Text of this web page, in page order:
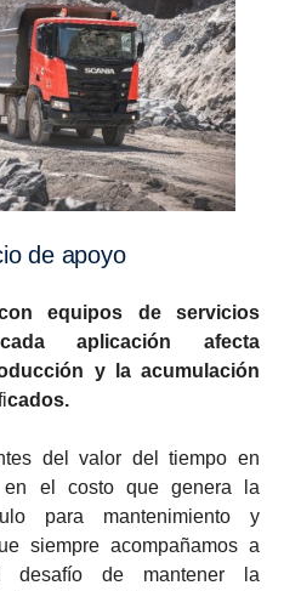
de apoyo
equipos de servicios
aplicación afecta
y la acumulación
cados.
del valor del tiempo en
en el costo que genera la
para mantenimiento y
siempre acompañamos a
desafío de mantener la